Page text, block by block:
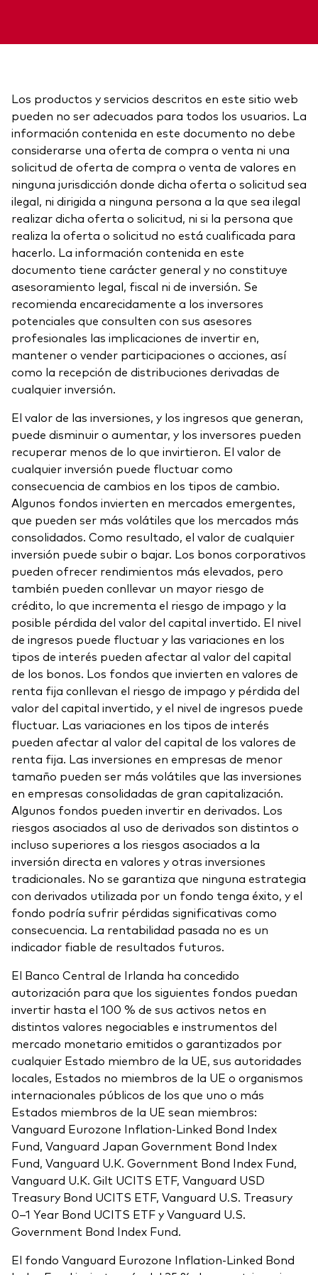
Renta fija activa
Renta variable
ETF
Renta fija
Fondos indexados
Multiactivos
Nuestros productos de inversión
Qué ofrecemos
Renta fija activa
Renta variable
ETF
Renta fija
Fondos indexados
Multiactivos
LifeStrategy
Invierte con nosotros
Supervisión de inversiones
Documentación legal
Eventos y webinars
Análisis de la exposición a índices
Perspectiva económica y de los
mercados de Vanguard
Cuantificando el Adviser's Alpha® de Vanguard
Gran traspaso patrimonial
Coaching conductual
Client Connect
Contáctanos
Prevención de fraude
Los productos y servicios descritos en este sitio web
pueden no ser adecuados para todos los usuarios. La
información contenida en este documento no debe
considerarse una oferta de compra o venta ni una
solicitud de oferta de compra o venta de valores en
ninguna jurisdicción donde dicha oferta o solicitud sea
ilegal, ni dirigida a ninguna persona a la que sea ilegal
realizar dicha oferta o solicitud, ni si la persona que
realiza la oferta o solicitud no está cualificada para
hacerlo. La información contenida en este
documento tiene carácter general y no constituye
asesoramiento legal, fiscal ni de inversión. Se
recomienda encarecidamente a los inversores
potenciales que consulten con sus asesores
profesionales las implicaciones de invertir en,
mantener o vender participaciones o acciones, así
como la recepción de distribuciones derivadas de
cualquier inversión.
El valor de las inversiones, y los ingresos que generan,
puede disminuir o aumentar, y los inversores pueden
recuperar menos de lo que invirtieron. El valor de
cualquier inversión puede fluctuar como
consecuencia de cambios en los tipos de cambio.
Algunos fondos invierten en mercados emergentes,
que pueden ser más volátiles que los mercados más
consolidados. Como resultado, el valor de cualquier
inversión puede subir o bajar. Los bonos corporativos
pueden ofrecer rendimientos más elevados, pero
también pueden conllevar un mayor riesgo de
crédito, lo que incrementa el riesgo de impago y la
posible pérdida del valor del capital invertido. El nivel
de ingresos puede fluctuar y las variaciones en los
tipos de interés pueden afectar al valor del capital
de los bonos. Los fondos que invierten en valores de
renta fija conllevan el riesgo de impago y pérdida del
valor del capital invertido, y el nivel de ingresos puede
fluctuar. Las variaciones en los tipos de interés
pueden afectar al valor del capital de los valores de
renta fija. Las inversiones en empresas de menor
tamaño pueden ser más volátiles que las inversiones
en empresas consolidadas de gran capitalización.
Algunos fondos pueden invertir en derivados. Los
riesgos asociados al uso de derivados son distintos o
incluso superiores a los riesgos asociados a la
inversión directa en valores y otras inversiones
tradicionales. No se garantiza que ninguna estrategia
con derivados utilizada por un fondo tenga éxito, y el
fondo podría sufrir pérdidas significativas como
consecuencia. La rentabilidad pasada no es un
indicador fiable de resultados futuros.
El Banco Central de Irlanda ha concedido
autorización para que los siguientes fondos puedan
invertir hasta el 100 % de sus activos netos en
distintos valores negociables e instrumentos del
mercado monetario emitidos o garantizados por
cualquier Estado miembro de la UE, sus autoridades
locales, Estados no miembros de la UE o organismos
internacionales públicos de los que uno o más
Estados miembros de la UE sean miembros:
Vanguard Eurozone Inflation-Linked Bond Index
Fund, Vanguard Japan Government Bond Index
Fund, Vanguard U.K. Government Bond Index Fund,
Vanguard U.K. Gilt UCITS ETF, Vanguard USD
Treasury Bond UCITS ETF, Vanguard U.S. Treasury
0–1 Year Bond UCITS ETF y Vanguard U.S.
Government Bond Index Fund.
El fondo Vanguard Eurozone Inflation-Linked Bond